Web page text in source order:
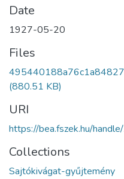
Date
1927-05-20
Files
(880.51 KB)
URI
https://bea.fszek.hu/
Collections
Sajtókivágat-gyűjtemény